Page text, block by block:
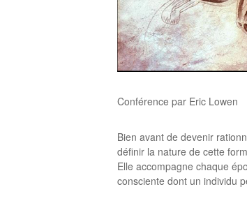
Conférence par Eric Lowen
Bien avant de devenir
définir la nature de cette
Elle accompagne chaque
consciente dont un individu